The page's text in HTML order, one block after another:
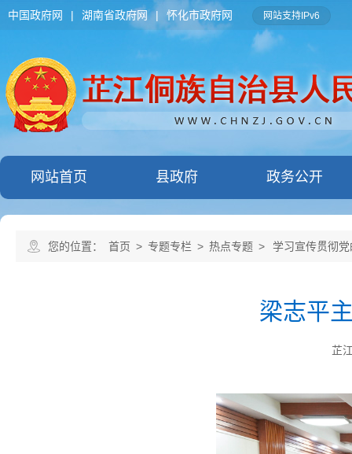
中国政府网 | 湖南省政府网 | 怀化市政府网 网站支持IPv6
网站首页 县政府 政务公开
您的位置： 首页 > 专题专栏 > 热点专题 > 学习宣传贯彻
梁志平
芷